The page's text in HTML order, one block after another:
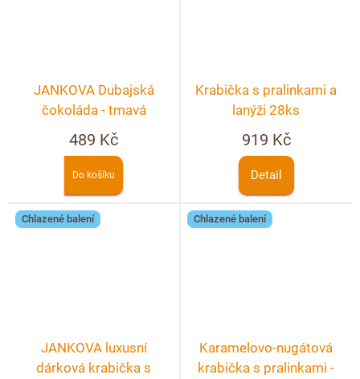
JANKOVA Dubajská
čokoláda - tmavá
489 Kč
Do košíku
Krabička s pralinkami a
lanýži 28ks
919 Kč
Detail
Chlazené balení
JANKOVA luxusní
dárková krabička s
Chlazené balení
Karamelovo-nugátová
krabička s pralinkami -